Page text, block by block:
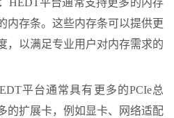
HEDT平台通常支持更多的内存
内存条。这些内存条可以提供更
，以满足专业用户对内存需求的
平台通常具有更多的PCIe总
的扩展卡，例如显卡、网络适配